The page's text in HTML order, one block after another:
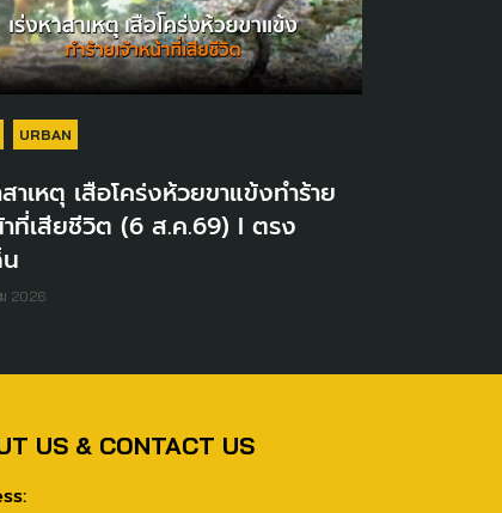
URBAN
สาเหตุ เสือโคร่งห้วยขาแข้งทำร้าย
าที่เสียชีวิต (6 ส.ค.69) I ตรง
2026
US & CONTACT US